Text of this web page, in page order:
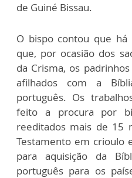
de Guiné Bissau.
O bispo contou que
que, por ocasião dos
da Crisma, os
afilhados com a
português. Os
feito a procura por
reeditados mais de 15
Testamento em crioulo
para aquisição da
português para os